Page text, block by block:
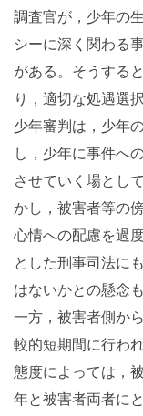
調査官が，少年の
シーに深く関わる
がある。そうする
り，適切な処遇選
少年審判は，少年
し，少年に事件へ
させていく場とし
かし，被害者等の
心情への配慮を過
とした刑事司法に
はないかとの懸念も
一方，被害者側か
較的短期間に行わ
態度によっては，
年と被害者両者に